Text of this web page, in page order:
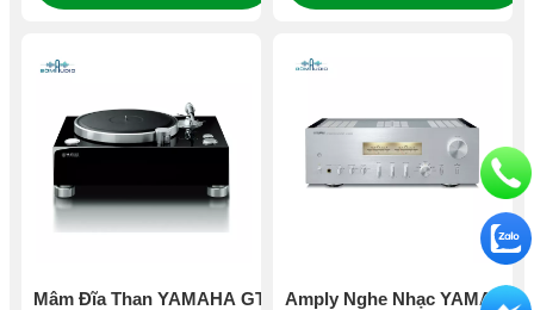
Mâm Đĩa Than YAMAHA GT- Amply Nghe Nhạc YAMAHA